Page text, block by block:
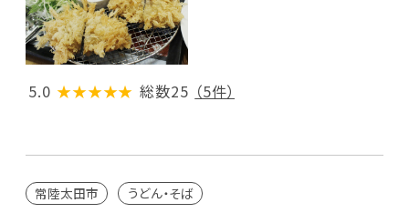
5.0 ★★★★★ 総数25 （5件）
常陸太田市 うどん・そば